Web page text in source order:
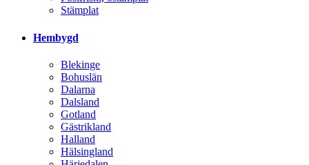
Stämplat
Hembygd
Blekinge
Bohuslän
Dalarna
Dalsland
Gotland
Gästrikland
Halland
Hälsingland